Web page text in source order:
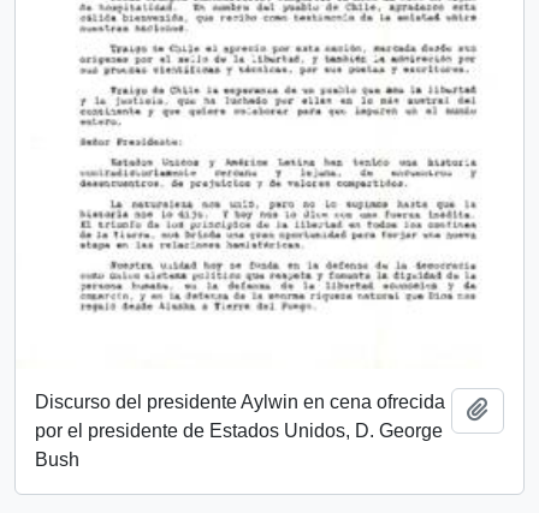
Discurso del presidente Aylwin en cena ofrecida
por el presidente de Estados Unidos, D. George
Bush